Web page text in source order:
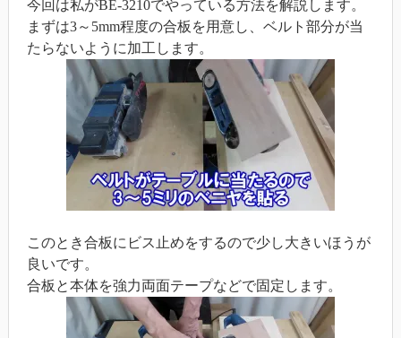
今回は私がBE-3210でやっている方法を解説します。
まずは3～5mm程度の合板を用意し、ベルト部分が当
たらないように加工します。
このとき合板にビス止めをするので少し大きいほうが
良いです。
合板と本体を強力両面テープなどで固定します。